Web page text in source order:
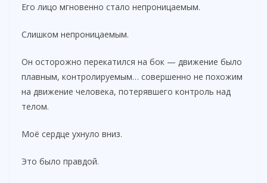
Его лицо мгновенно стало непроницаемым.
Слишком непроницаемым.
Он осторожно перекатился на бок — движение было
плавным, контролируемым… совершенно не похожим
на движение человека, потерявшего контроль над
телом.
Моё сердце ухнуло вниз.
Это было правдой.